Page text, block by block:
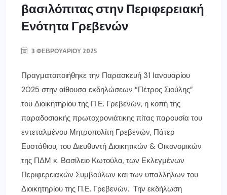
βασιλόπιτας στην Περιφερειακή
Ενότητα Γρεβενών
3 ΦΕΒΡΟΥΑΡΊΟΥ 2025
Πραγματοποιήθηκε την Παρασκευή 31 Ιανουαρίου
2025 στην αίθουσα εκδηλώσεων “Πέτρος Σιούλης”
του Διοικητηρίου της Π.Ε. Γρεβενών, η κοπή της
παραδοσιακής πρωτοχρονιάτικης πίτας παρουσία του
εντεταλμένου Μητροπολίτη Γρεβενών, Πάτερ
Ευστάθιου, του Διευθυντή Διοικητικών & Οικονομικών
της ΠΔΜ κ. Βασίλειο Κωτούλα, των Εκλεγμένων
Περιφερειακών Συμβούλων και των υπαλλήλων του
Διοικητηρίου της Π.Ε. Γρεβενών. Την εκδήλωση